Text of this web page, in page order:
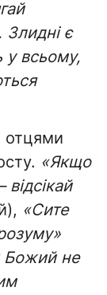
Злидні є
у всьому,
отцями
«Якщо
«Сите
Божий не